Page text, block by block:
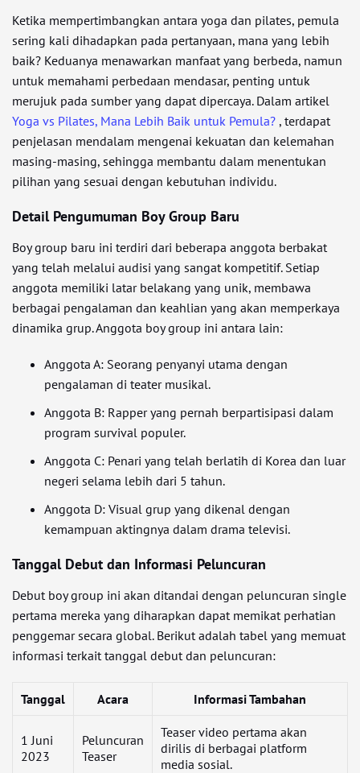
Ketika mempertimbangkan antara yoga dan pilates, pemula
sering kali dihadapkan pada pertanyaan, mana yang lebih
baik? Keduanya menawarkan manfaat yang berbeda, namun
untuk memahami perbedaan mendasar, penting untuk
merujuk pada sumber yang dapat dipercaya. Dalam artikel
Yoga vs Pilates, Mana Lebih Baik untuk Pemula? , terdapat
penjelasan mendalam mengenai kekuatan dan kelemahan
masing-masing, sehingga membantu dalam menentukan
pilihan yang sesuai dengan kebutuhan individu.
Detail Pengumuman Boy Group Baru
Boy group baru ini terdiri dari beberapa anggota berbakat
yang telah melalui audisi yang sangat kompetitif. Setiap
anggota memiliki latar belakang yang unik, membawa
berbagai pengalaman dan keahlian yang akan memperkaya
dinamika grup. Anggota boy group ini antara lain:
Anggota A: Seorang penyanyi utama dengan
pengalaman di teater musikal.
Anggota B: Rapper yang pernah berpartisipasi dalam
program survival populer.
Anggota C: Penari yang telah berlatih di Korea dan luar
negeri selama lebih dari 5 tahun.
Anggota D: Visual grup yang dikenal dengan
kemampuan aktingnya dalam drama televisi.
Tanggal Debut dan Informasi Peluncuran
Debut boy group ini akan ditandai dengan peluncuran single
pertama mereka yang diharapkan dapat memikat perhatian
penggemar secara global. Berikut adalah tabel yang memuat
informasi terkait tanggal debut dan peluncuran:
Tanggal Acara Informasi Tambahan
1 Juni
2023
Peluncuran
Teaser
Teaser video pertama akan
dirilis di berbagai platform
media sosial.